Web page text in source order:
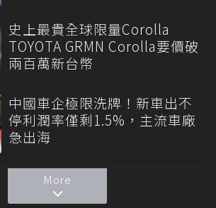
史上最貴全球限量Corolla
TOYOTA GRMN Corolla要價破
兩百萬新台幣
中國車企極限洗牌！新車出不
停利潤率僅剩1.5%，主流車廠
急出海
More